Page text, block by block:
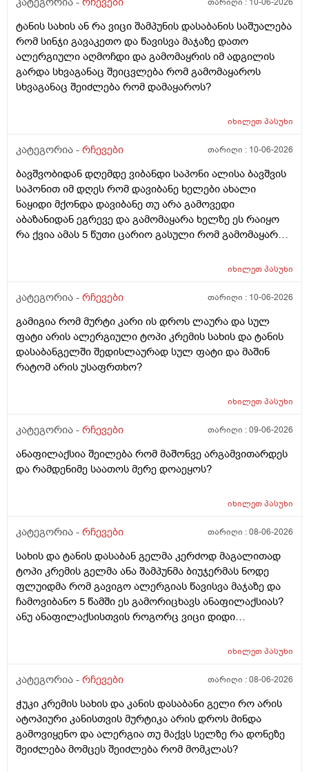
რატო არ აკეთებენ ამ სინდს ყველგან და რატომ
მაინცდამაინც სპეციალურ კლინიკებში რატომ ეს
შენიათ
ტანის სახის ან რა ვიცი შამპუნის დასაბანის საშუალება
რომ სინჯი გავაკეთო და წავისვა მაჯაზე დათო
ალერგიული აღმოჩდი და გამომაყრის იმ ადგილის
გარდა სხვაგანაც შეიცვლება რომ გამომაყაროს
სხვაგანაც შეიძლება რომ დამაყაროს?
იხილეთპასუხი
კატეგორია - რჩევები თარიღი : 10-06-2026
ბავშვობიდან დღემდე ვიბანდი საპონი ალისა ბავშვის
საპონით იმ დღეს რომ დავიბანე ხელები ახალი
ნაყიდი მქონდა დავიბანე თუ არა გამოვედი
აბაზანიდან ეგრევე და გამომაყარა ხელზე ეს რაიყო
რა ქვია ამას 5 წუთი ცარიო გასული რომ გამომაყარა
იხილეთპასუხი
კატეგორია - რჩევები თარიღი : 10-06-2026
გამიგია რომ მურტი კარი ის დროს ლაურა და სულ
ფატი არის ალერგიული ტოპი კრემის სახის და ტანის
დასაბანგელში შედისლაურად სულ ფატი და მაშინ
რატომ არის უსაფრთხო?
იხილეთპასუხი
კატეგორია - რჩევები თარიღი :09-06-2026
ანაფილაქსია შეილება რომ მაშონვე არგამვითარდეს
და რამდენიმე საათოს მერე დოაეყოს?
იხილეთპასუხი
კატეგორია - რჩევები თარიღი :08-06-2026
სახის და ტანის დასაბან გელმა კერძოდ მაგალითად
ტოპი კრემის გელმა ანა შამპუნმა ბიუჯერმას ნოდე
ფლუიდმა რომ გავიგო ალერგიას წავისვა მაჯაზე და
ჩამოვიბანო 5 წამში ეს გამორიცხავს ანაფილაქსიას?
ანუ ანაფილაქსისთვის როგორც ვიცი დიდი
ანაფილაქცია განვითარდეს სწორია? ანუ იმ
კონკრეტული რაღაც ნივთიერების მიმართ ეს ტესტი
ტესტი დიდი დიდი გამოყაროს ხო?
იხილეთპასუხი
კატეგორია - რჩევები თარიღი :08-06-2026
ჭუკი კრემის სახის და კანის დასაბანი გელი რო არის
ატოპიური კანისთვის მურტიკა არის დროს მინდა
გამოვიყენო და ალერგია თუ მაქვს სელზე რა დონეზე
შეიძლება მომცეს შეიძლება რომ მომკლას?